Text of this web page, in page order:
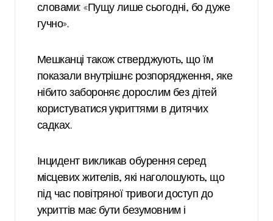
словами: «Пущу лише сьогодні, бо дуже
гучно».
Мешканці також стверджують, що їм
показали внутрішнє розпорядження, яке
нібито забороняє дорослим без дітей
користуватися укриттями в дитячих
садках.
Інцидент викликав обурення серед
місцевих жителів, які наголошують, що
під час повітряної тривоги доступ до
укриттів має бути безумовним і